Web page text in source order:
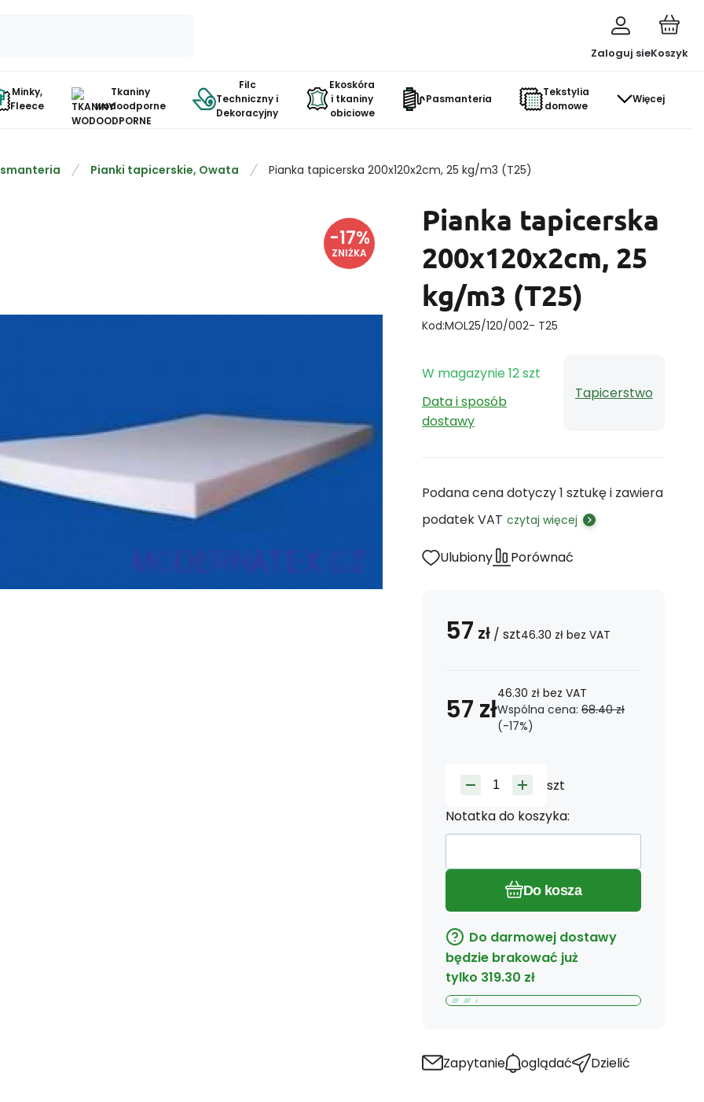
Zaloguj sieKoszyk
Minky,
Fleece
Tkaniny
wodoodporne
Filc
Techniczny i
Dekoracyjny
Ekoskóra
i tkaniny
obiciowe
Pasmanteria
Tekstylia
domowe
Więcej
Pianki tapicerskie, Owata Pianka tapicerska 200x120x2cm, 25 kg/m3 (T25)
-17%
ZNIŻKA
Pianka tapicerska
200x120x2cm, 25
kg/m3 (T25)
Kod:MOL25/120/002- T25
W magazynie12szt
Data i sposób
dostawy
Tapicerstwo
Podana cena dotyczy 1 sztukę i zawiera
podatek VAT czytaj więcej
Ulubiony Porównać
57 zł / szt46.30 zł bez VAT
57 zł46.30 zł bez VAT
Wspólna cena: 68.40 zł
(-17%)
szt
Notatka do koszyka:
Do kosza
Do darmowej dostawy
będzie brakować już
tylko 319.30 zł
Zapytanie oglądać Dzielić